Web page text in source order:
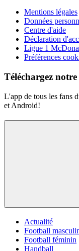
Mentions légales
Données
Centre d'aide
Déclaration
Ligue 1
Préférences
Téléchargez
L'app de tous les fans
et Android!
Actualité
Football
Football féminin
Handball